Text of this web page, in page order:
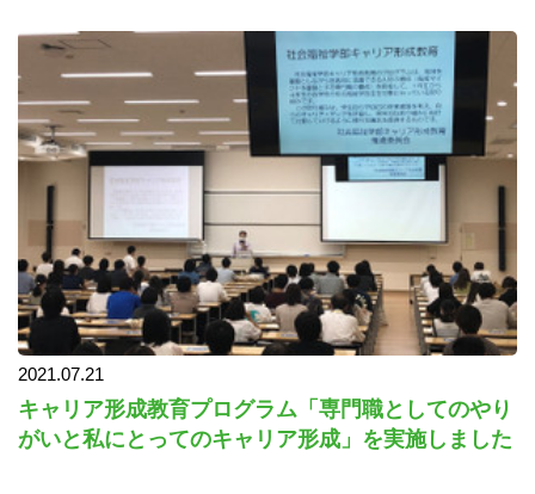
2021.07.21
キャリア形成教育プログラム「専門職としてのやり
がいと私にとってのキャリア形成」を実施しました